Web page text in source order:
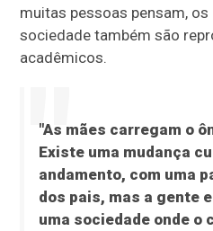
muitas pessoas pensam,
sociedade também são
acadêmicos.
"As mães carregam o
Existe uma mudança
andamento, com uma
dos pais, mas a gente
uma sociedade onde o